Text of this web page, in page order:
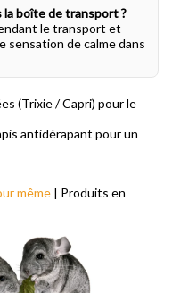
la boîte de transport ?
le transport et
sensation de calme dans
(Trixie / Capri) pour le
antidérapant pour un
même | Produits en